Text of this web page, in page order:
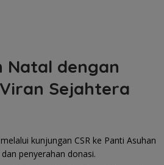
Natal dengan
Sejahtera